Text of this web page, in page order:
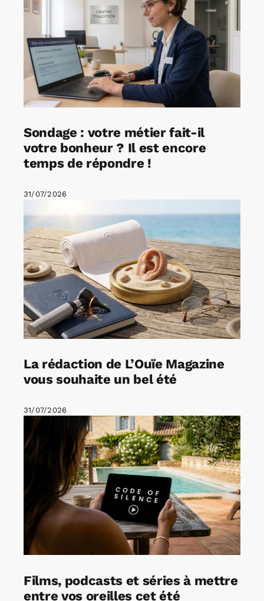
Sondage : votre métier fait-il
votre bonheur ? Il est encore
temps de répondre !
31/07/2026
La rédaction de L’Ouïe Magazine
vous souhaite un bel été
31/07/2026
Films, podcasts et séries à mettre
entre vos oreilles cet été